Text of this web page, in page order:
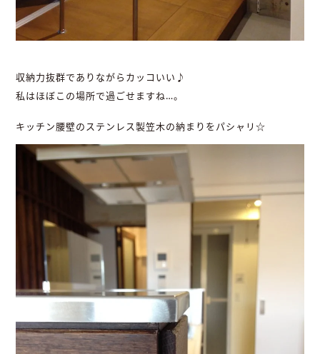
収納力抜群でありながらカッコいい♪
私はほぼこの場所で過ごせますね…。
キッチン腰壁のステンレス製笠木の納まりをパシャリ☆